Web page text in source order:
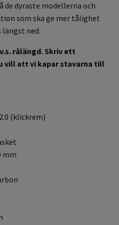
de dyraste modellerna och
som ska ge mer tålighet
ned.
rålängd. Skriv ett
vill att vi kapar stavarna till
(klickrem)
mm